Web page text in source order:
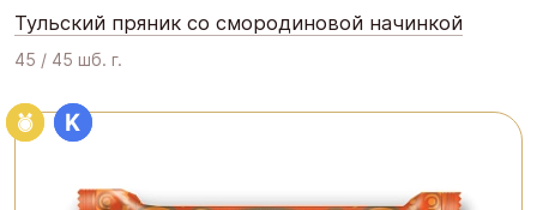
Тульский пряник со смородиновой начинкой
45 / 45 шб. г.